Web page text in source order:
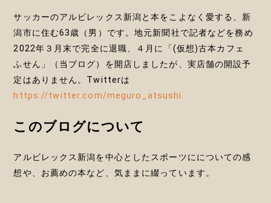
ン
サッカーのアルビレックス新潟と本をこよなく愛する、新
潟市に住む63歳（男）です。地元新聞社で記者などを務め
2022年３月末で完全に退職、４月に「(仮想)古本カフェ
ふせん」（当ブログ）を開店しましたが、実店舗の開設予
定はありません。Twitterは
https://twitter.com/meguro_atsushi
このブログについて
アルビレックス新潟を中心としたスポーツにについての感
想や、お薦めの本など、気ままに綴っています。